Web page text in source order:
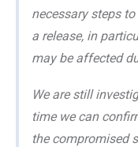
necessary steps
a release, in
may be affected
We are still
time we can
the compromised